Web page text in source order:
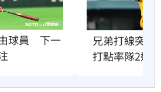
球員　下一
兄弟打線突破
打點率隊2連勝